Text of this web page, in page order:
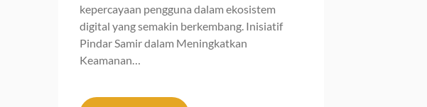
kepercayaan pengguna dalam ekosistem
digital yang semakin berkembang. Inisiatif
Pindar Samir dalam Meningkatkan
Keamanan…